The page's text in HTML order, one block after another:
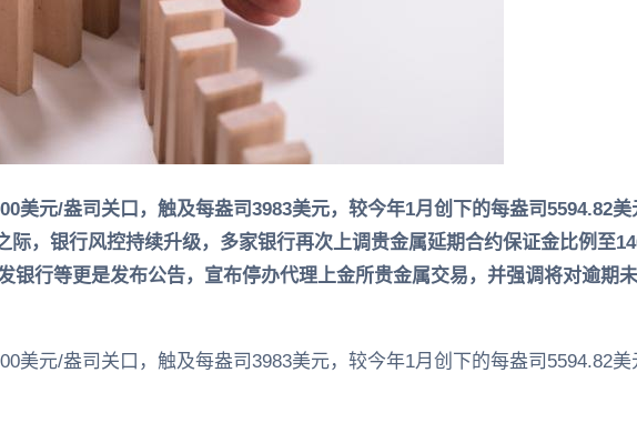
美元/盎司关口，触及每盎司3983美元，较今年1月创下的每盎司5594.82
际，银行风控持续升级，多家银行再次上调贵金属延期合约保证金比例至
银行等更是发布公告，宣布停办代理上金所贵金属交易，并强调将对逾期
美元/盎司关口，触及每盎司3983美元，较今年1月创下的每盎司5594.82美